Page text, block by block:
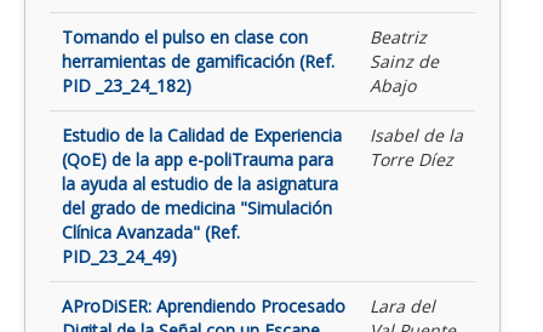
Tomando el pulso en clase con
herramientas de gamificación (Ref.
PID _23_24_182)
Beatriz
Sainz de
Abajo
Estudio de la Calidad de Experiencia
(QoE) de la app e-poliTrauma para
la ayuda al estudio de la asignatura
del grado de medicina "Simulación
Clínica Avanzada" (Ref.
PID_23_24_49)
Isabel de la
Torre Díez
AProDiSER: Aprendiendo Procesado
Lara del